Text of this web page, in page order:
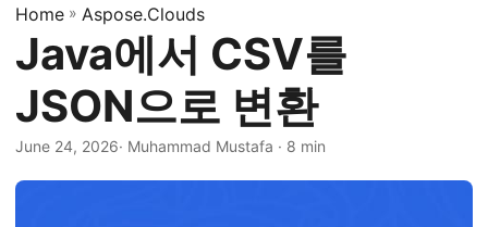
전
Home » Aspose.Clouds
Java에서 CSV를
JSON으로 변환
June 24, 2026· Muhammad Mustafa · 8 min